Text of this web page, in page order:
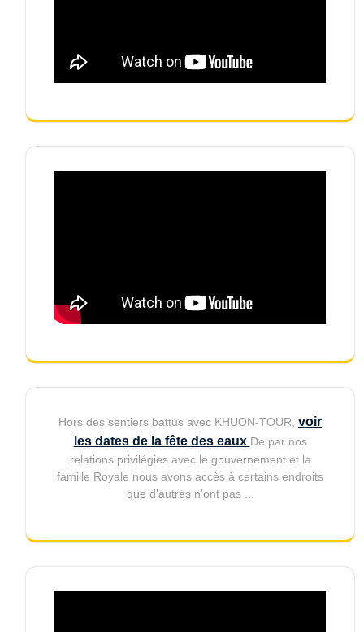
Hors des sentiers battus avec KHUON-TOUR, voir
les dates de la fête des eaux De par nos
relations privilégies avec le gouvernement et la
famille Royale nous avons accès à certains endroits
que d'autres n'ont pas ...